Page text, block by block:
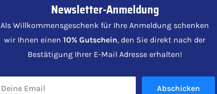
Newsletter-Anmeldung
Als Willkommensgeschenk für Ihre Anmeldung schenken
wir Ihnen einen 10% Gutschein, den Sie direkt nach der
Bestätigung Ihrer E-Mail Adresse erhalten!
Deine Email Abschicken